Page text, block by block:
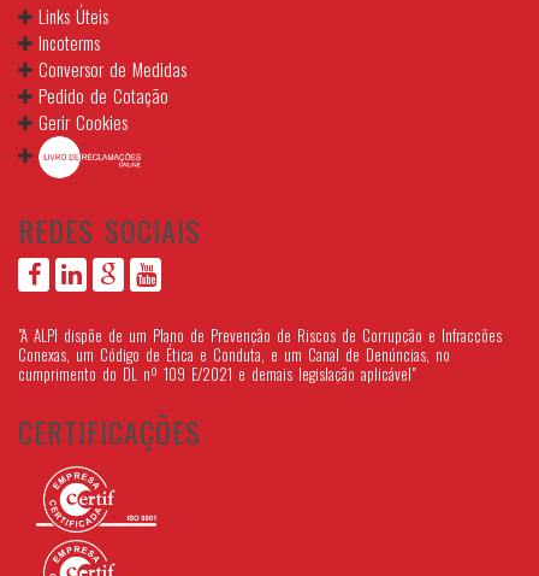
Links Úteis
Incoterms
Conversor de Medidas
Pedido de Cotação
Gerir Cookies
REDES SOCIAIS
"A ALPI dispõe de um Plano de Prevenção de Riscos de Corrupção e Infracções
Conexas, um Código de Ética e Conduta, e um Canal de Denúncias, no
cumprimento do DL nº 109 E/2021 e demais legislação aplicável"
CERTIFICAÇÕES